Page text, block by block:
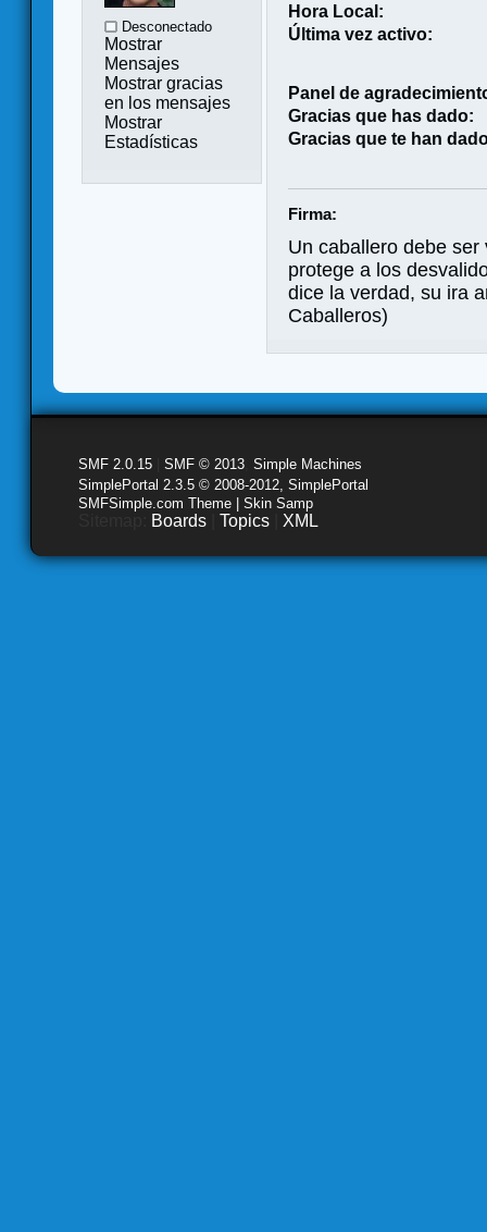
Desconectado
Mostrar
Mensajes
Mostrar gracias
en los mensajes
Mostrar
Estadísticas
Hora Local:
Última vez activo:
Panel de
Gracias que has dado:
Gracias que te han
Firma:
Un caballero debe
protege a los
dice la verdad, su ira
Caballeros)
SMF 2.0.15 SMF © 2013 Simple Machines
SimplePortal 2.3.5 © 2008-2012, SimplePortal
SMFSimple.com Theme | Skin Samp
Boards Topics XML